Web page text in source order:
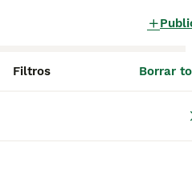
Filtros Borrar
en venta